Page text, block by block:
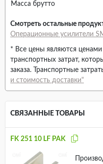
Масса брутто
Смотреть остальные
Операционные усилители
* Все цены являются
транспортных затрат,
заказа. Транспортные
и стоимость доставки"
СВЯЗАННЫЕ ТОВАРЫ
FK 251 10 LF PAK